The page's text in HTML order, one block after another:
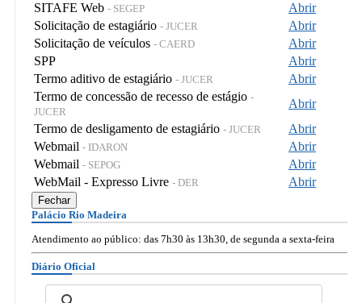
SITAFE Web - SEGEP
Abrir
Solicitação de estagiário - JUCER
Abrir
Solicitação de veículos - CAERD
Abrir
SPP
Abrir
Termo aditivo de estagiário - JUCER
Abrir
Termo de concessão de recesso de estágio -
JUCER
Abrir
Termo de desligamento de estagiário - JUCER
Abrir
Webmail - IDARON
Abrir
Webmail - SEPOG
Abrir
WebMail - Expresso Livre - DER Abrir
Fechar
Palácio Rio Madeira
Atendimento ao público: das 7h30 às 13h30, de segunda a sexta-feira
Diário Oficial